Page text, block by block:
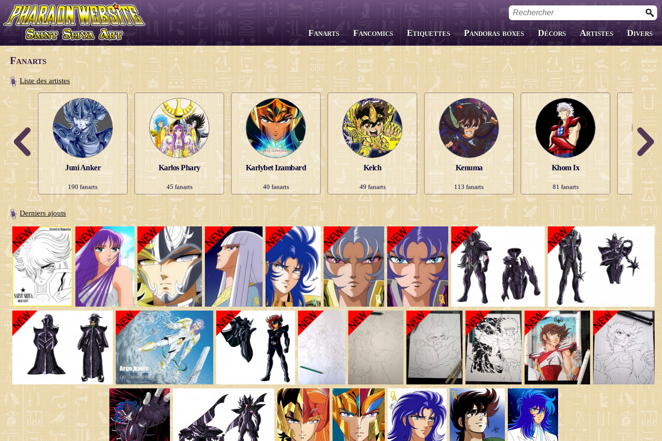
Fanarts
Toutes les séries
Saint Seiya
The Lost Canvas
Next Dimension
Saint Seiya Oméga
Episode G
Soul of Gold
Legend of Sanctuary
Gigantomachia
Saint Seiya Origin
Fanfics
Zeus & Chaos Chapters
Dark Wing
Autres animés
Fancomics Etiquettes Pandoras boxes Décors Artistes Divers
Boîtes customs
Jaquettes
Fanarts
Liste des artistes
Juni Anker
190 fanarts
Karlos Phary
45 fanarts
Karlybet Izambard
40 fanarts
Kelch
49 fanarts
Kenuma
113 fanarts
Khom Ix
81 fanarts 14
Derniers ajouts